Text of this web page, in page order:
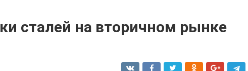
сталей на вторичном рынке